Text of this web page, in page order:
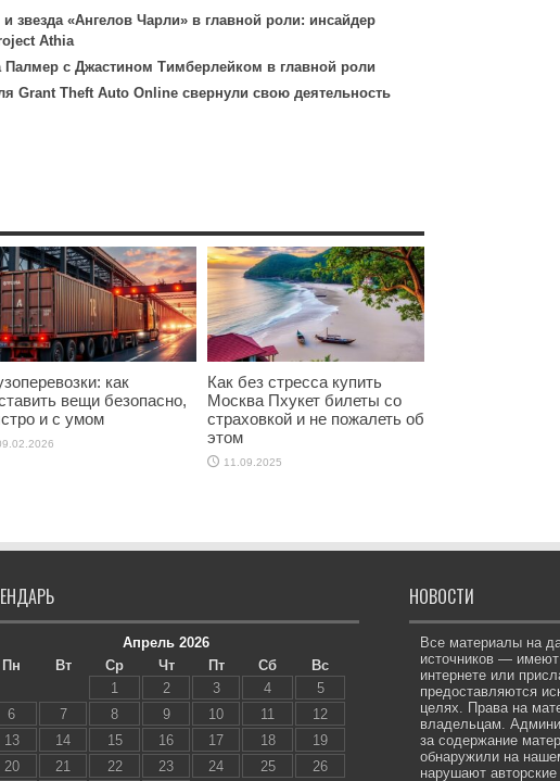
«Ангелов Чарли» в главной роли: инсайдер
Athia
Палмер с Джастином Тимберлейком в главной роли
Grant Theft Auto Online свернули свою деятельность
как
вещи безопасно,
и с умом
Как без стресса купить
Москва Пхукет билеты со
страховкой и не пожалеть об
этом
11.09.2025
Апрель 2026
Пн
Вт Ср Чт Пт Сб
Вс
1
2 3 4
5
6
7 8 9 10 11
12
13
14 15 16 17 18
19
20
21 22 23 24 25 26
НОВОСТИ
Все материалы на
источников —
интернете или
предоставляются
целях. Права на
владельцам.
за содержание
обнаружили на
нарушают